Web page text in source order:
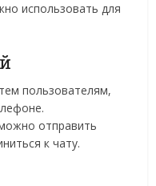
использовать для
пользователям,
отправить
к чату.